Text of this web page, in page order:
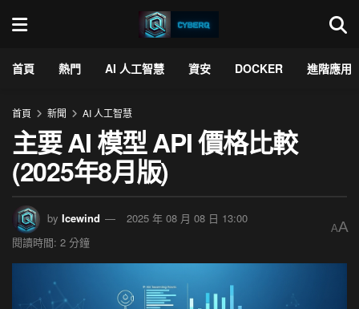
首頁 熱門 AI 人工智慧 資安 DOCKER 進階應用
首頁 新聞 AI 人工智慧
主要 AI 模型 API 價格比較
(2025年8月版)
by Icewind
2025 年 08 月 08 日 13:00
閱讀時間: 2 分鐘
AA